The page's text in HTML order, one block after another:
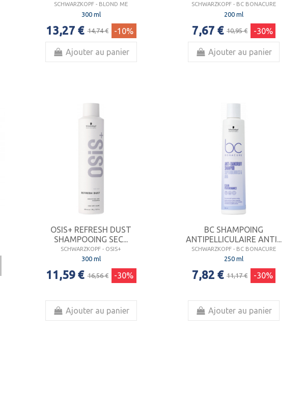
SCHWARZKOPF - BLOND ME
300 ml
13,27 € 14,74 € -10%
Ajouter au panier
SCHWARZKOPF - BC BONACURE
200 ml
7,67 € 10,95 € -30%
Ajouter au panier
OSIS+ REFRESH DUST
SHAMPOOING SEC...
SCHWARZKOPF - OSIS+
300 ml
11,59 € 16,56 € -30%
Ajouter au panier
BC SHAMPOING
ANTIPELLICULAIRE ANTI...
SCHWARZKOPF - BC BONACURE
250 ml
7,82 € 11,17 € -30%
Ajouter au panier